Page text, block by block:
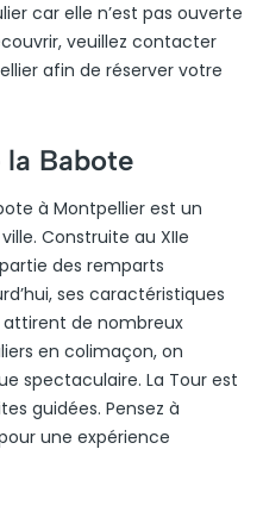
car elle n’est pas ouverte
veuillez contacter
afin de réserver votre
la Babote
à Montpellier est un
Construite au XIIe
des remparts
ses caractéristiques
de nombreux
en colimaçon, on
spectaculaire. La Tour est
guidées. Pensez à
une expérience